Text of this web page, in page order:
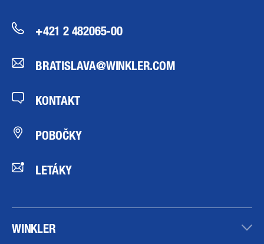
+421 2 482065-00
BRATISLAVA@WINKLER.COM
KONTAKT
POBOČKY
LETÁKY
WINKLER